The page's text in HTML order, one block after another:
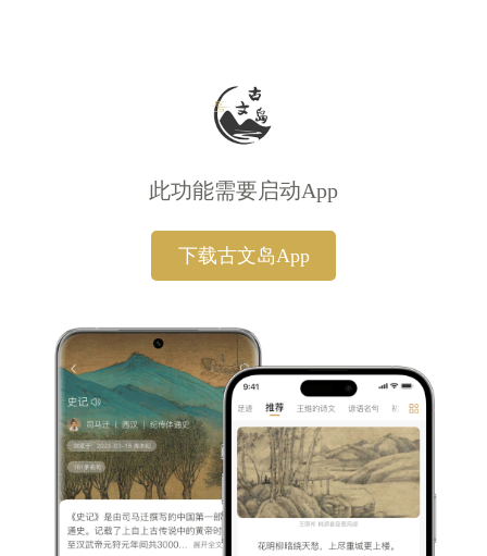
此功能需要启动App
下载古文岛App